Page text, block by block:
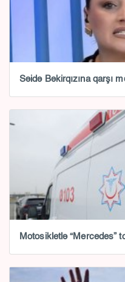
Səidə Bəkirqızına qarşı
Motosikletlə “Mercedes”